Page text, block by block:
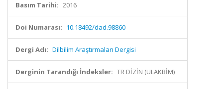
Basım Tarihi: 2016
Doi Numarası: 10.18492/dad.98860
Dergi Adı: Dilbilim Araştırmaları Dergisi
Derginin Tarandığı İndeksler: TR DİZİN (ULAKBİM)